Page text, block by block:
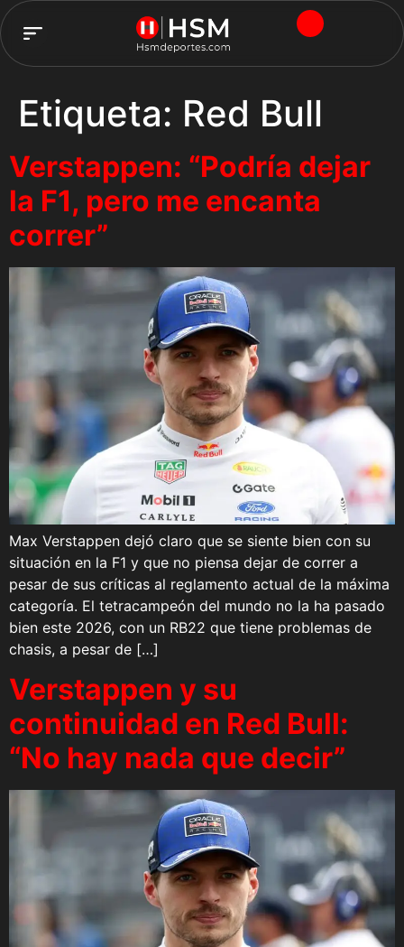
Etiqueta: Red Bull
Verstappen: “Podría dejar
la F1, pero me encanta
correr”
Max Verstappen dejó claro que se siente bien con su
situación en la F1 y que no piensa dejar de correr a
pesar de sus críticas al reglamento actual de la máxima
categoría. El tetracampeón del mundo no la ha pasado
bien este 2026, con un RB22 que tiene problemas de
chasis, a pesar de […]
Verstappen y su
continuidad en Red Bull:
“No hay nada que decir”